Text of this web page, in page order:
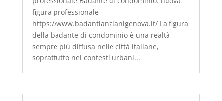
figura professionale
https://www.badantianzianigenova.it/ La figura
della badante di condominio è una realtà
sempre più diffusa nelle città italiane,
soprattutto nei contesti urbani...